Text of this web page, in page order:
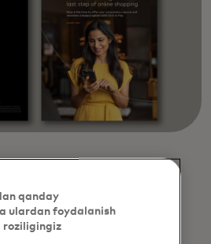
qanday
ulardan foydalanish
roziligingiz